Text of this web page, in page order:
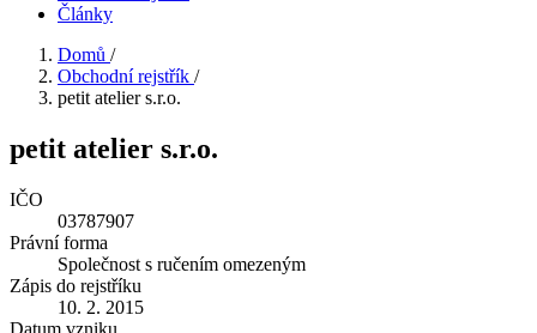
Články
Domů /
Obchodní rejstřík /
petit atelier s.r.o.
petit atelier s.r.o.
IČO
03787907
Právní forma
Společnost s ručením omezeným
Zápis do rejstříku
10. 2. 2015
Datum vzniku